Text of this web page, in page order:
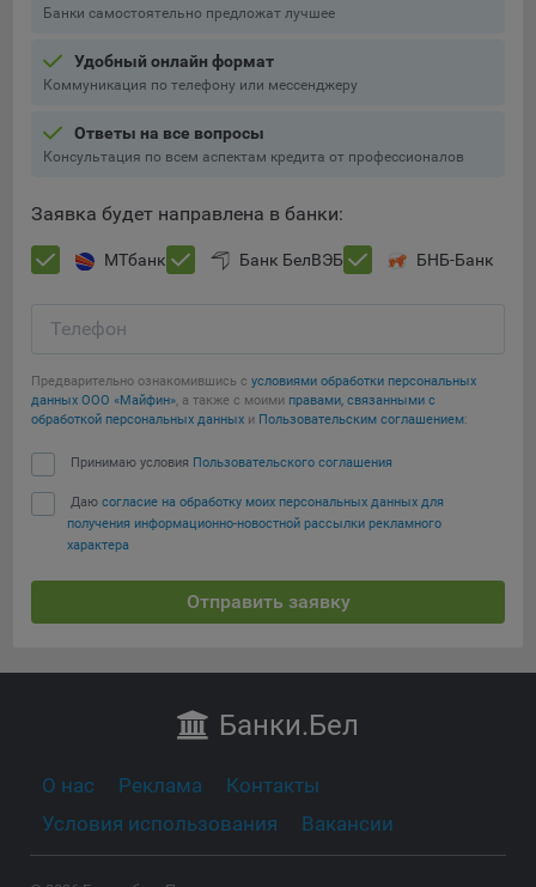
Банки самостоятельно предложат лучшее
Удобный онлайн формат
Коммуникация по телефону или мессенджеру
Ответы на все вопросы
Консультация по всем аспектам кредита от профессионалов
Заявка будет направлена в банки:
МТбанк Банк БелВЭБ БНБ-Банк
Телефон
Предварительно ознакомившись с условиями обработки персональных
данных ООО «Майфин», а также с моими правами, связанными с
обработкой персональных данных и Пользовательским соглашением:
Принимаю условия Пользовательского соглашения
Даю согласие на обработку моих персональных данных для
получения информационно-новостной рассылки рекламного
характера
Отправить заявку
Банки.Бел
О нас Реклама
Контакты
Условия использования
Вакансии